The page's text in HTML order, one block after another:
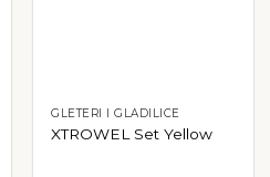
GLETERI I GLADILICE
XTROWEL Set Yellow